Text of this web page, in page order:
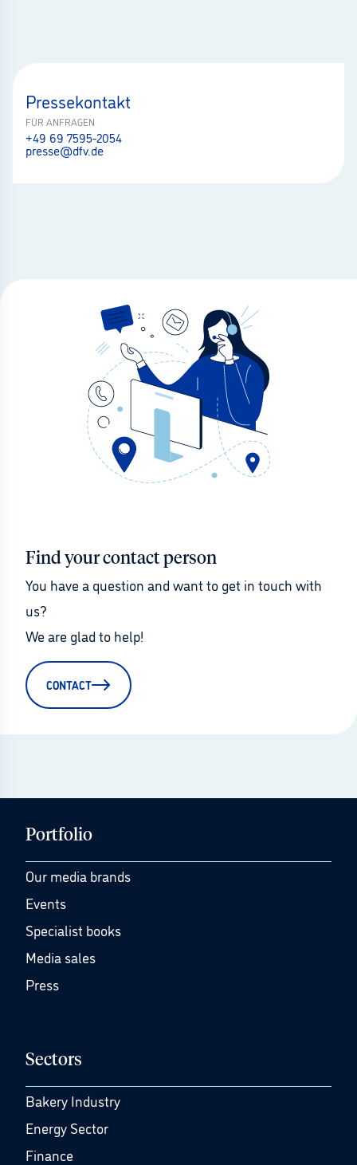
Pressekontakt
FÜR ANFRAGEN
+49 69 7595-2054
presse@dfv.de
Find your contact person
You have a question and want to get in touch with
us?
We are glad to help!
CONTACT
Portfolio
Our media brands
Events
Specialist books
Media sales
Press
Sectors
Bakery Industry
Energy Sector
Finance